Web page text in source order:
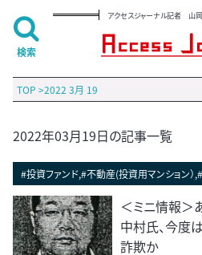
アクセスジャーナル記者 山
TOP >2022 3月 19
2022年03月19日の記事一覧
#投資ファンド,#不動産(投資用マンション）,#
＜ミニ情報＞
中村氏、今度
詐欺か
検索